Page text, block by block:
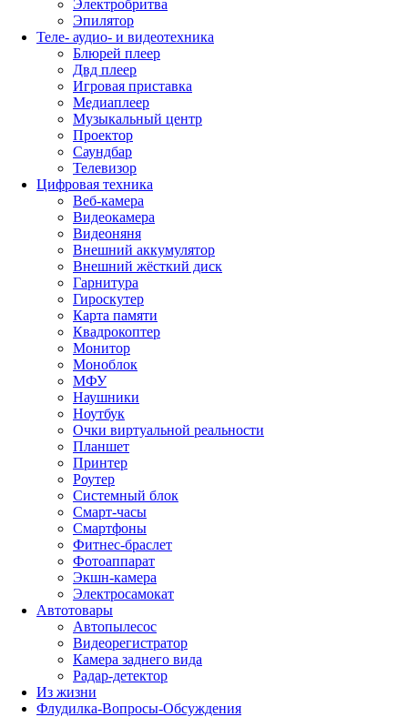
Электробритва
Эпилятор
Теле- аудио- и видеотехника
Блюрей плеер
Двд плеер
Игровая приставка
Медиаплеер
Музыкальный центр
Проектор
Саундбар
Телевизор
Цифровая техника
Веб-камера
Видеокамера
Видеоняня
Внешний аккумулятор
Внешний жёсткий диск
Гарнитура
Гироскутер
Карта памяти
Квадрокоптер
Монитор
Моноблок
МФУ
Наушники
Ноутбук
Очки виртуальной реальности
Планшет
Принтер
Роутер
Системный блок
Смарт-часы
Смартфоны
Фитнес-браслет
Фотоаппарат
Экшн-камера
Электросамокат
Автотовары
Автопылесос
Видеорегистратор
Камера заднего вида
Радар-детектор
Из жизни
Флудилка-Вопросы-Обсуждения